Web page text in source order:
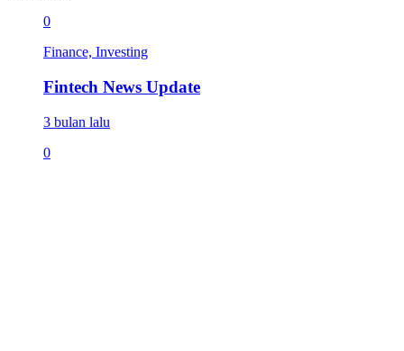
0
Finance, Investing
Fintech News Update
3 bulan lalu
0